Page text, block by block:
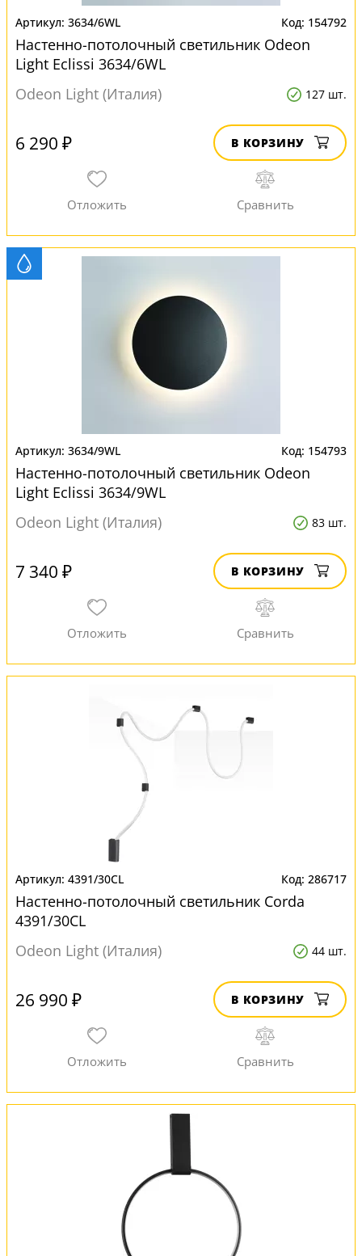
3634/6WL 154792
Настенно-потолочный светильник Odeon
Light Eclissi 3634/6WL
Odeon Light (Италия)
127 шт.
6 290 ₽ В КОРЗИНУ
3634/9WL 154793
Настенно-потолочный светильник Odeon
Light Eclissi 3634/9WL
Odeon Light (Италия)
83 шт.
7 340 ₽ В КОРЗИНУ
4391/30CL 286717
Настенно-потолочный светильник Corda
4391/30CL
Odeon Light (Италия)
44 шт.
26 990 ₽ В КОРЗИНУ